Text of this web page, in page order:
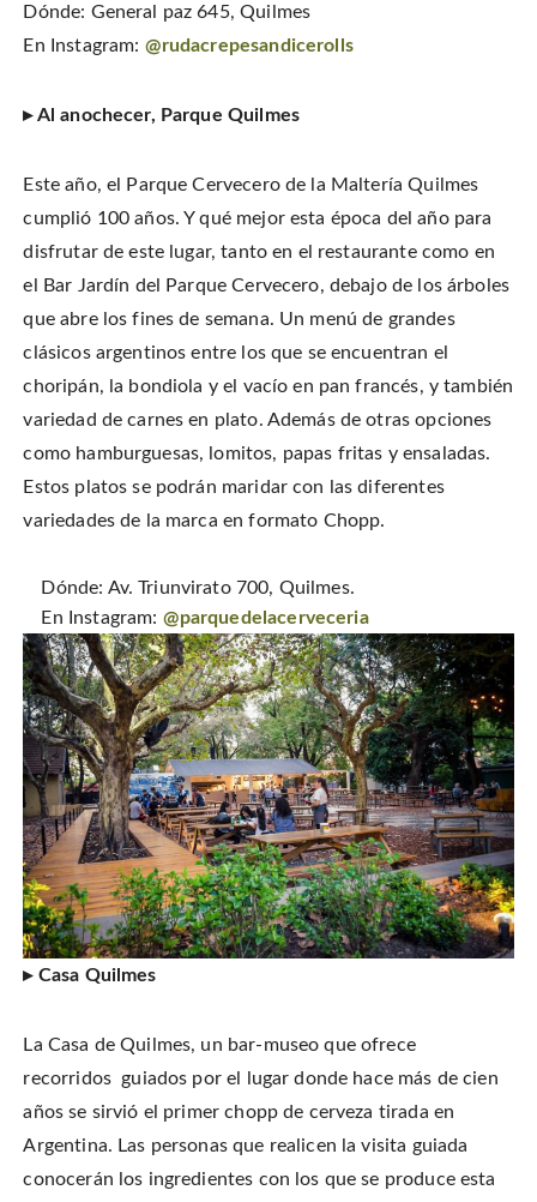
Dónde: General paz 645, Quilmes
En Instagram: @rudacrepesandicerolls
▸ Al anochecer, Parque Quilmes
Este año, el Parque Cervecero de la Maltería Quilmes
cumplió 100 años. Y qué mejor esta época del año para
disfrutar de este lugar, tanto en el restaurante como en
el Bar Jardín del Parque Cervecero, debajo de los árboles
que abre los fines de semana. Un menú de grandes
clásicos argentinos entre los que se encuentran el
choripán, la bondiola y el vacío en pan francés, y también
variedad de carnes en plato. Además de otras opciones
como hamburguesas, lomitos, papas fritas y ensaladas.
Estos platos se podrán maridar con las diferentes
variedades de la marca en formato Chopp.
Dónde: Av. Triunvirato 700, Quilmes.
En Instagram: @parquedelacerveceria
▸ Casa Quilmes
La Casa de Quilmes, un bar-museo que ofrece
recorridos guiados por el lugar donde hace más de cien
años se sirvió el primer chopp de cerveza tirada en
Argentina. Las personas que realicen la visita guiada
conocerán los ingredientes con los que se produce esta